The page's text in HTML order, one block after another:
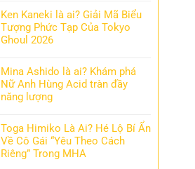
Ken Kaneki là ai? Giải Mã Biểu
Tượng Phức Tạp Của Tokyo
Ghoul 2026
Mina Ashido là ai? Khám phá
Nữ Anh Hùng Acid tràn đầy
năng lượng
Toga Himiko Là Ai? Hé Lộ Bí Ẩn
Về Cô Gái “Yêu Theo Cách
Riêng” Trong MHA